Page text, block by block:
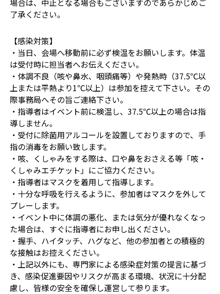
了承ください。
【感染対策】
・当日、会場へ移動前に必ず検温をお願いします。体温
は受付時に担当者へお伝えください。
・体調不良（咳や鼻水、咽頭痛等）や発熱時（37.5℃以
上または平熱より1℃以上）は参加を控えて下さい。その
際事務局へその旨ご連絡下さい。
・指導者はイベント前に検温し、37.5℃以上の場合は指
導しません。
・受付に除菌用アルコールを設置しておりますので、手
指の消毒をお願い致します。
・咳、くしゃみをする際は、口や鼻をおさえる等「咳・
くしゃみエチケット」にご協力ください。
・指導者はマスクを着用して指導します。
・十分な呼吸を行えるように、参加者はマスクを外して
プレーします。
・イベント中に体調の悪化、または気分が優れなくなっ
た場合は、すぐに指導者にお申し出ください。
・握手、ハイタッチ、ハグなど、他の参加者との積極的
な接触はお控えください。
・上記以外にも、専門家による感染症対策の提言に基づ
き、感染促進要因やリスクが高まる環境、状況に十分配
慮し、皆様の安全を確保し運営して参ります。